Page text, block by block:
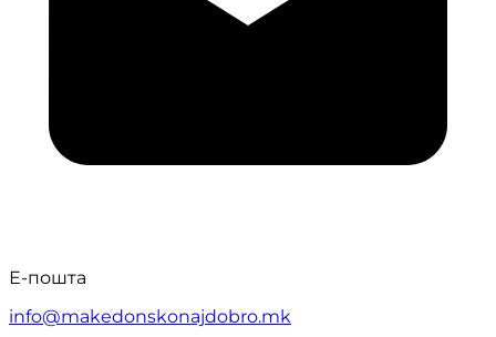
Е-пошта
info@makedonskonajdobro.mk